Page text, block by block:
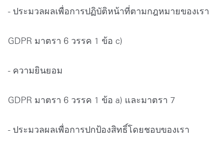
- ประมวลผลเพื่อการปฏิบัติหน้าที่ตามกฎหมายของเรา
GDPR มาตรา 6 วรรค 1 ข้อ c)
- ความยินยอม
GDPR มาตรา 6 วรรค 1 ข้อ a) และมาตรา 7
- ประมวลผลเพื่อการปกป้องสิทธิ์โดยชอบของเรา